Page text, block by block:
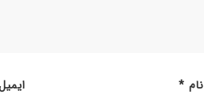
نام *